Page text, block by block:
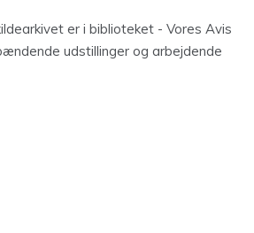
er i biblioteket - Vores Avis
udstillinger og arbejdende